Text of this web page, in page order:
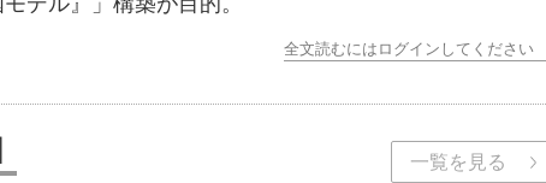
全文読むにはログインしてください
一覧を見る